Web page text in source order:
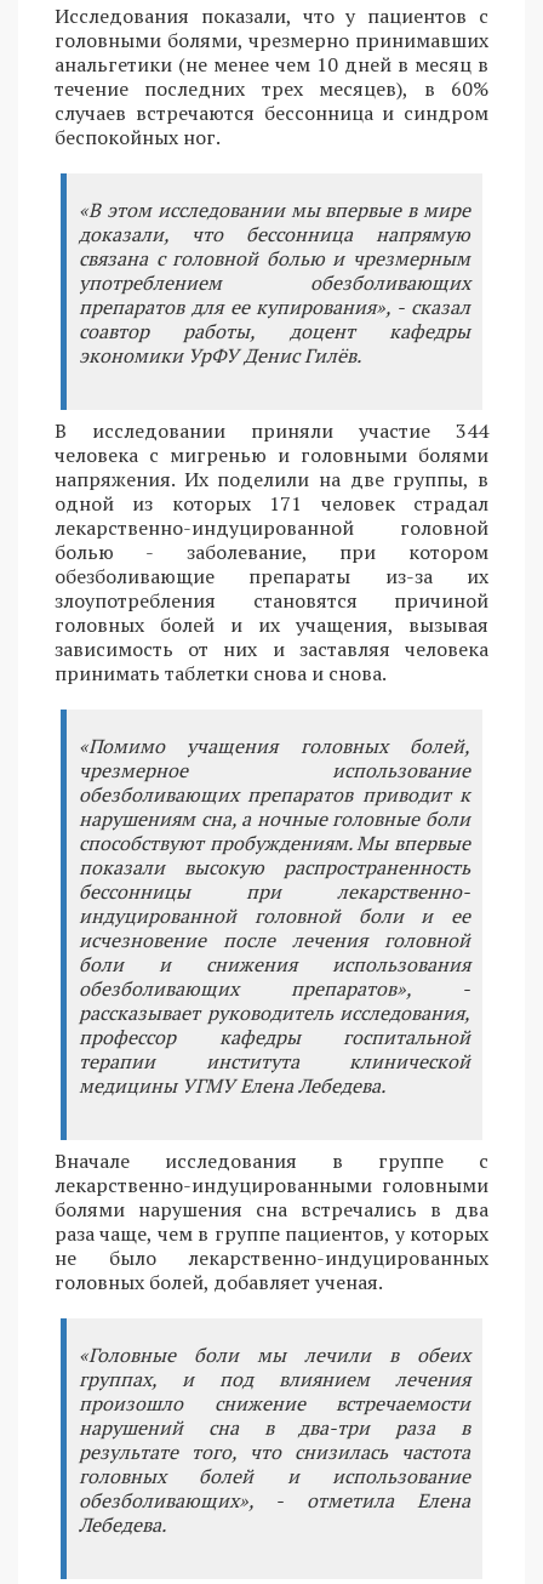
Исследования показали, что у пациентов с
головными болями, чрезмерно принимавших
анальгетики (не менее чем 10 дней в месяц в
течение последних трех месяцев), в 60%
случаев встречаются бессонница и синдром
беспокойных ног.
«В этом исследовании мы впервые в мире
доказали, что бессонница напрямую
связана с головной болью и чрезмерным
употреблением обезболивающих
препаратов для ее купирования», - сказал
соавтор работы, доцент кафедры
экономики УрФУ Денис Гилёв.
В исследовании приняли участие 344
человека с мигренью и головными болями
напряжения. Их поделили на две группы, в
одной из которых 171 человек страдал
лекарственно-индуцированной головной
болью - заболевание, при котором
обезболивающие препараты из-за их
злоупотребления становятся причиной
головных болей и их учащения, вызывая
зависимость от них и заставляя человека
принимать таблетки снова и снова.
«Помимо учащения головных болей,
чрезмерное использование
обезболивающих препаратов приводит к
нарушениям сна, а ночные головные боли
способствуют пробуждениям. Мы впервые
показали высокую распространенность
бессонницы при лекарственно-
индуцированной головной боли и ее
исчезновение после лечения головной
боли и снижения использования
обезболивающих препаратов», -
рассказывает руководитель исследования,
профессор кафедры госпитальной
терапии института клинической
медицины УГМУ Елена Лебедева.
Вначале исследования в группе с
лекарственно-индуцированными головными
болями нарушения сна встречались в два
раза чаще, чем в группе пациентов, у которых
не было лекарственно-индуцированных
головных болей, добавляет ученая.
«Головные боли мы лечили в обеих
группах, и под влиянием лечения
произошло снижение встречаемости
нарушений сна в два-три раза в
результате того, что снизилась частота
головных болей и использование
обезболивающих», - отметила Елена
Лебедева.